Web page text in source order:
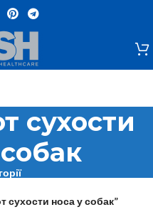
сухости
сухости носа у собак”